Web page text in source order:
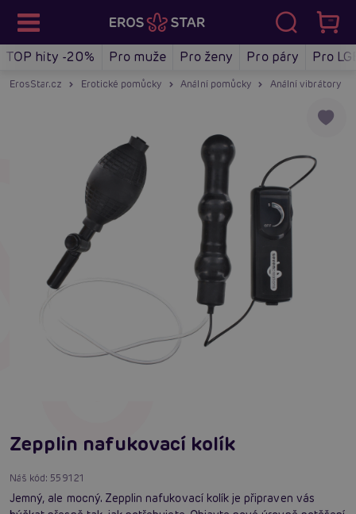
TOP hity -20% Pro muže Pro ženy Pro páry Pro
ErosStar.cz Erotické pomůcky Anální pomůcky Anální vibrátory
Zepplin nafukovací kolík
Náš kód: 559121
Jemný, ale mocný. Zepplin nafukovací kolík je připraven vás